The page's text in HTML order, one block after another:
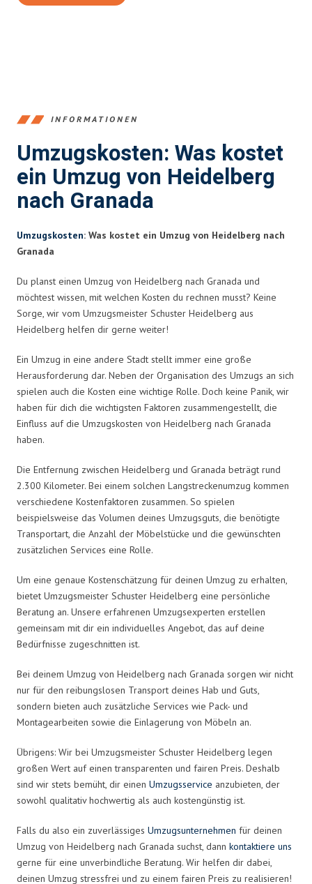
INFORMATIONEN
Umzugskosten: Was kostet
ein Umzug von Heidelberg
nach Granada
Umzugskosten: Was kostet ein Umzug von Heidelberg nach
Granada
Du planst einen Umzug von Heidelberg nach Granada und
möchtest wissen, mit welchen Kosten du rechnen musst? Keine
Sorge, wir vom Umzugsmeister Schuster Heidelberg aus
Heidelberg helfen dir gerne weiter!
Ein Umzug in eine andere Stadt stellt immer eine große
Herausforderung dar. Neben der Organisation des Umzugs an sich
spielen auch die Kosten eine wichtige Rolle. Doch keine Panik, wir
haben für dich die wichtigsten Faktoren zusammengestellt, die
Einfluss auf die Umzugskosten von Heidelberg nach Granada
haben.
Die Entfernung zwischen Heidelberg und Granada beträgt rund
2.300 Kilometer. Bei einem solchen Langstreckenumzug kommen
verschiedene Kostenfaktoren zusammen. So spielen
beispielsweise das Volumen deines Umzugsguts, die benötigte
Transportart, die Anzahl der Möbelstücke und die gewünschten
zusätzlichen Services eine Rolle.
Um eine genaue Kostenschätzung für deinen Umzug zu erhalten,
bietet Umzugsmeister Schuster Heidelberg eine persönliche
Beratung an. Unsere erfahrenen Umzugsexperten erstellen
gemeinsam mit dir ein individuelles Angebot, das auf deine
Bedürfnisse zugeschnitten ist.
Bei deinem Umzug von Heidelberg nach Granada sorgen wir nicht
nur für den reibungslosen Transport deines Hab und Guts,
sondern bieten auch zusätzliche Services wie Pack- und
Montagearbeiten sowie die Einlagerung von Möbeln an.
Übrigens: Wir bei Umzugsmeister Schuster Heidelberg legen
großen Wert auf einen transparenten und fairen Preis. Deshalb
sind wir stets bemüht, dir einen Umzugsservice anzubieten, der
sowohl qualitativ hochwertig als auch kostengünstig ist.
Falls du also ein zuverlässiges Umzugsunternehmen für deinen
Umzug von Heidelberg nach Granada suchst, dann kontaktiere uns
gerne für eine unverbindliche Beratung. Wir helfen dir dabei,
deinen Umzug stressfrei und zu einem fairen Preis zu realisieren!